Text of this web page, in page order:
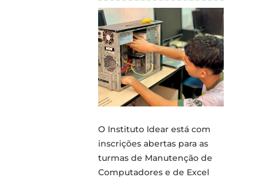
O Instituto Idear está com
inscrições abertas para as
turmas de Manutenção de
Computadores e de Excel